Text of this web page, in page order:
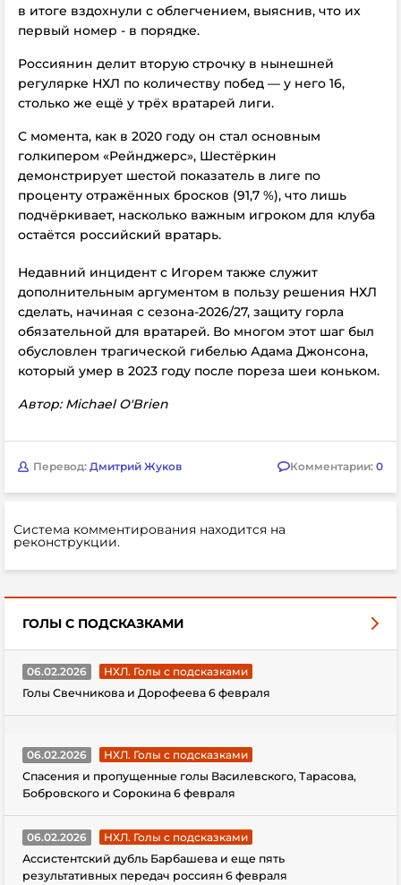
в итоге вздохнули с облегчением, выяснив, что их
первый номер - в порядке.
Россиянин делит вторую строчку в нынешней
регулярке НХЛ по количеству побед — у него 16,
столько же ещё у трёх вратарей лиги.
С момента, как в 2020 году он стал основным
голкипером «Рейнджерс», Шестёркин
демонстрирует шестой показатель в лиге по
проценту отражённых бросков (91,7 %), что лишь
подчёркивает, насколько важным игроком для клуба
остаётся российский вратарь.
Недавний инцидент с Игорем также служит
дополнительным аргументом в пользу решения НХЛ
сделать, начиная с сезона-2026/27, защиту горла
обязательной для вратарей. Во многом этот шаг был
обусловлен трагической гибелью Адама Джонсона,
который умер в 2023 году после пореза шеи коньком.
Автор: Michael O'Brien
Перевод: Дмитрий Жуков Комментарии: 0
Система комментирования находится на
реконструкции.
ГОЛЫ С ПОДСКАЗКАМИ
06.02.2026
НХЛ. Голы с подсказками
Голы Свечникова и Дорофеева 6 февраля
06.02.2026
НХЛ. Голы с подсказками
Спасения и пропущенные голы Василевского, Тарасова,
Бобровского и Сорокина 6 февраля
06.02.2026
НХЛ. Голы с подсказками
Ассистентский дубль Барбашева и еще пять
результативных передач россиян 6 февраля